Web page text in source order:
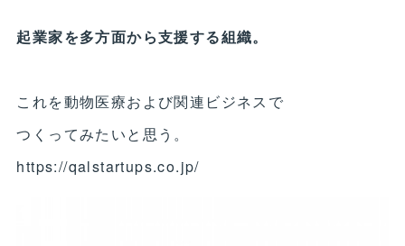
起業家を多方面から支援する組織。
これを動物医療および関連ビジネスで
つくってみたいと思う。
https://qalstartups.co.jp/